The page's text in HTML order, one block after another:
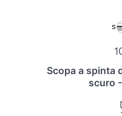
Scopa a spinta
scuro